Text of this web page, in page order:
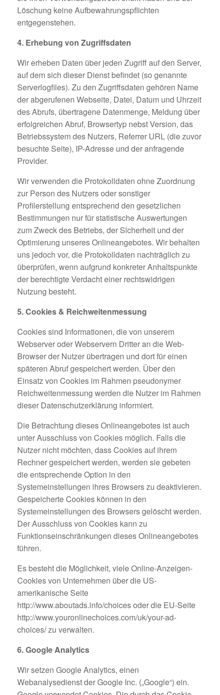
Löschung keine Aufbewahrungspflichten
entgegenstehen.
4. Erhebung von Zugriffsdaten
Wir erheben Daten über jeden Zugriff auf den Server,
auf dem sich dieser Dienst befindet (so genannte
Serverlogfiles). Zu den Zugriffsdaten gehören Name
der abgerufenen Webseite, Datei, Datum und Uhrzeit
des Abrufs, übertragene Datenmenge, Meldung über
erfolgreichen Abruf, Browsertyp nebst Version, das
Betriebssystem des Nutzers, Referrer URL (die zuvor
besuchte Seite), IP-Adresse und der anfragende
Provider.
Wir verwenden die Protokolldaten ohne Zuordnung
zur Person des Nutzers oder sonstiger
Profilerstellung entsprechend den gesetzlichen
Bestimmungen nur für statistische Auswertungen
zum Zweck des Betriebs, der Sicherheit und der
Optimierung unseres Onlineangebotes. Wir behalten
uns jedoch vor, die Protokolldaten nachträglich zu
überprüfen, wenn aufgrund konkreter Anhaltspunkte
der berechtigte Verdacht einer rechtswidrigen
Nutzung besteht.
5. Cookies & Reichweitenmessung
Cookies sind Informationen, die von unserem
Webserver oder Webservern Dritter an die Web-
Browser der Nutzer übertragen und dort für einen
späteren Abruf gespeichert werden. Über den
Einsatz von Cookies im Rahmen pseudonymer
Reichweitenmessung werden die Nutzer im Rahmen
dieser Datenschutzerklärung informiert.
Die Betrachtung dieses Onlineangebotes ist auch
unter Ausschluss von Cookies möglich. Falls die
Nutzer nicht möchten, dass Cookies auf ihrem
Rechner gespeichert werden, werden sie gebeten
die entsprechende Option in den
Systemeinstellungen ihres Browsers zu deaktivieren.
Gespeicherte Cookies können in den
Systemeinstellungen des Browsers gelöscht werden.
Der Ausschluss von Cookies kann zu
Funktionseinschränkungen dieses Onlineangebotes
führen.
Es besteht die Möglichkeit, viele Online-Anzeigen-
Cookies von Unternehmen über die US-
amerikanische Seite
http://www.aboutads.info/choices oder die EU-Seite
http://www.youronlinechoices.com/uk/your-ad-
choices/ zu verwalten.
6. Google Analytics
Wir setzen Google Analytics, einen
Webanalysedienst der Google Inc. („Google“) ein.